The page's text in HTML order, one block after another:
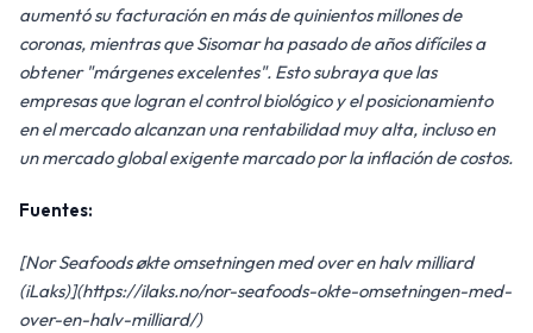
aumentó su facturación en más de quinientos millones de
coronas, mientras que Sisomar ha pasado de años difíciles a
obtener "márgenes excelentes". Esto subraya que las
empresas que logran el control biológico y el posicionamiento
en el mercado alcanzan una rentabilidad muy alta, incluso en
un mercado global exigente marcado por la inflación de costos.
Fuentes:
[Nor Seafoods økte omsetningen med over en halv milliard
(iLaks)](https://ilaks.no/nor-seafoods-okte-omsetningen-med-
over-en-halv-milliard/)